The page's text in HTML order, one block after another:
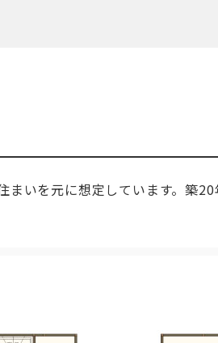
いを元に想定しています。築